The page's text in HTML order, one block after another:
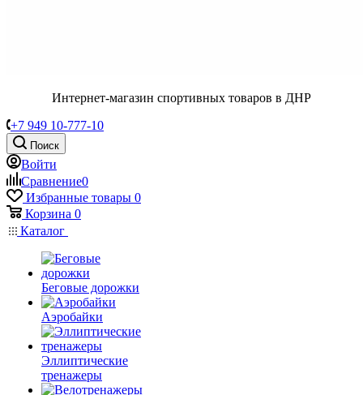
Интернет-магазин спортивных товаров в ДНР
+7 949 10-777-10
Поиск
Войти
Сравнение0
Избранные товары 0
Корзина 0
Каталог
Беговые дорожки
Аэробайки
Эллиптические
тренажеры